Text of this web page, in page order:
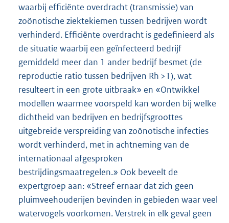
waarbij efficiënte overdracht (transmissie) van
zoönotische ziektekiemen tussen bedrijven wordt
verhinderd. Efficiënte overdracht is gedefinieerd als
de situatie waarbij een geïnfecteerd bedrijf
gemiddeld meer dan 1 ander bedrijf besmet (de
reproductie ratio tussen bedrijven Rh >1), wat
resulteert in een grote uitbraak» en «Ontwikkel
modellen waarmee voorspeld kan worden bij welke
dichtheid van bedrijven en bedrijfsgroottes
uitgebreide verspreiding van zoönotische infecties
wordt verhinderd, met in achtneming van de
internationaal afgesproken
bestrijdingsmaatregelen.» Ook beveelt de
expertgroep aan: «Streef ernaar dat zich geen
pluimveehouderijen bevinden in gebieden waar veel
watervogels voorkomen. Verstrek in elk geval geen